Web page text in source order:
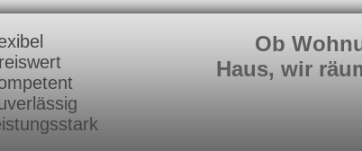
Ob
Haus, wir